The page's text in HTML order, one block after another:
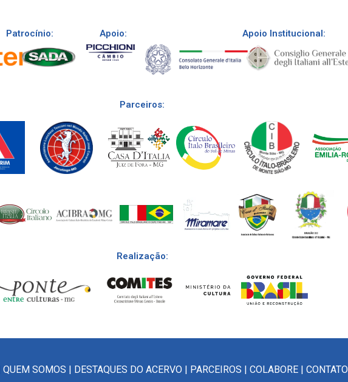
Patrocínio: Apoio: Apoio Institucional:
Parceiros:
Realização:
|QUEM SOMOS DESTAQUES DO ACERVO PARCEIROS |COLABORE |CONTATO